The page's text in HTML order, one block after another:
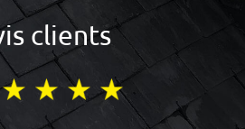
clients